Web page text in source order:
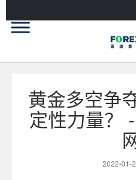
黄金多空争
定性力量？
2022-01-